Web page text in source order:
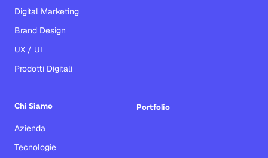
Digital Marketing
Brand Design
UX / UI
Prodotti Digitali
Chi Siamo
Azienda
Tecnologie
Portfolio